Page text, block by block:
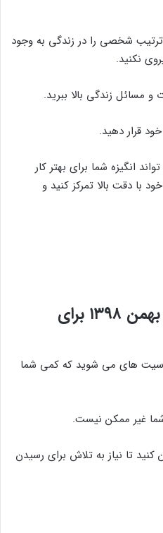
شخصی را در زندگی به وجود
نکنید.
مسائل زندگی بالا ببرید.
قرار دهید.
انگیزه شما برای بهتر کار
با دقت بالا تمرکز کنید و
– فال روزانه در روز ۲۴ بهمن ۱۳۹۸ برای
های می شوید که کمی شما
غیر ممکن نیست.
تا نیاز به تلاش برای رسیدن